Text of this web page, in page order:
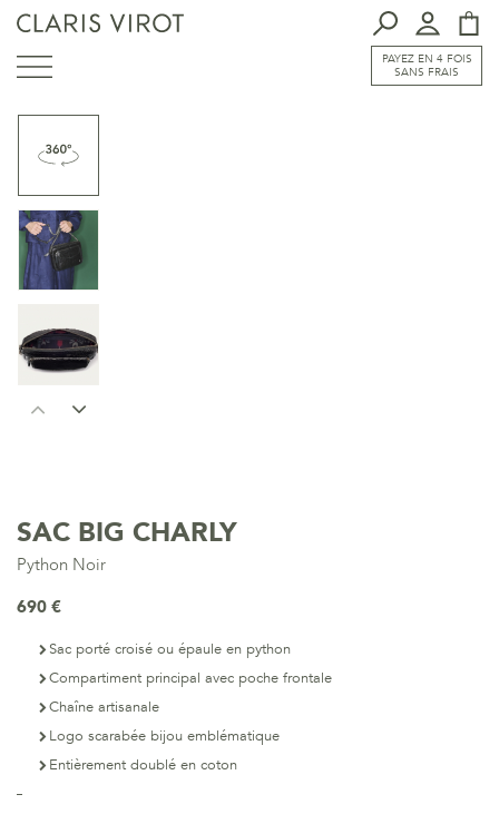
PAYEZ EN 4 FOIS
SANS FRAIS
SAC BIG CHARLY
Python Noir
690 €
Sac porté croisé ou épaule en python
Compartiment principal avec poche frontale
Chaîne artisanale
Logo scarabée bijou emblématique
Entièrement doublé en coton